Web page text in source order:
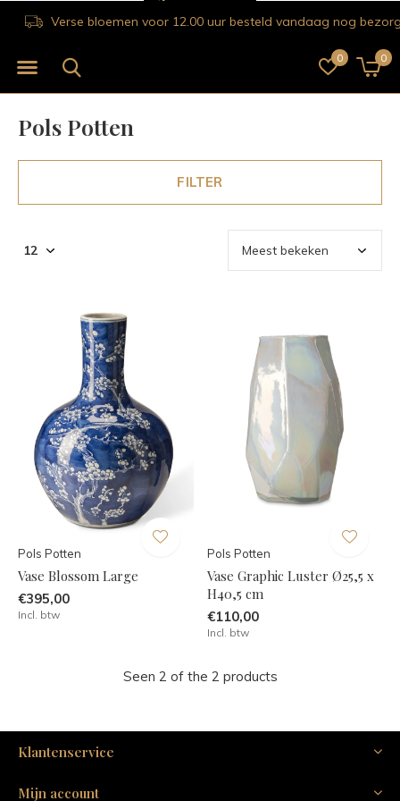
0 0
Verse bloemen voor 12.00 uur besteld vandaag nog bezorgd!
Pols Potten
FILTER
Pols Potten
Vase Blossom Large
€395,00
Incl. btw
Pols Potten
Vase Graphic Luster Ø25,5 x
H40,5 cm
€110,00
Incl. btw
Seen 2 of the 2 products
Klantenservice
Mijn account